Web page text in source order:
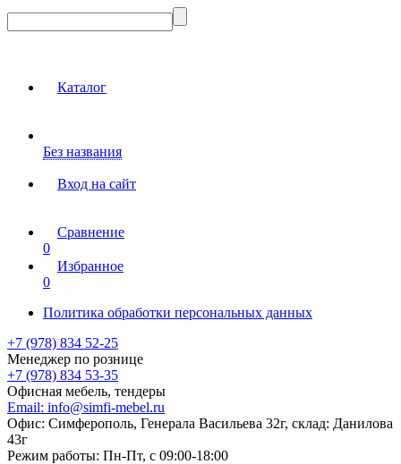
Каталог
Без названия
Вход на сайт
Сравнение
0
Избранное
0
Политика обработки персональных данных
+7 (978) 834 52-25
Менеджер по рознице
+7 (978) 834 53-35
Офисная мебель, тендеры
Email: info@simfi-mebel.ru
Офис: Симферополь, Генерала Васильева 32г, склад: Данилова
43г
Режим работы: Пн-Пт, с 09:00-18:00